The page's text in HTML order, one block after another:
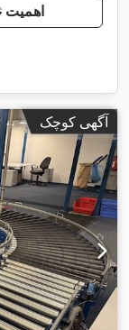
اهمیت
آگهی کوچک